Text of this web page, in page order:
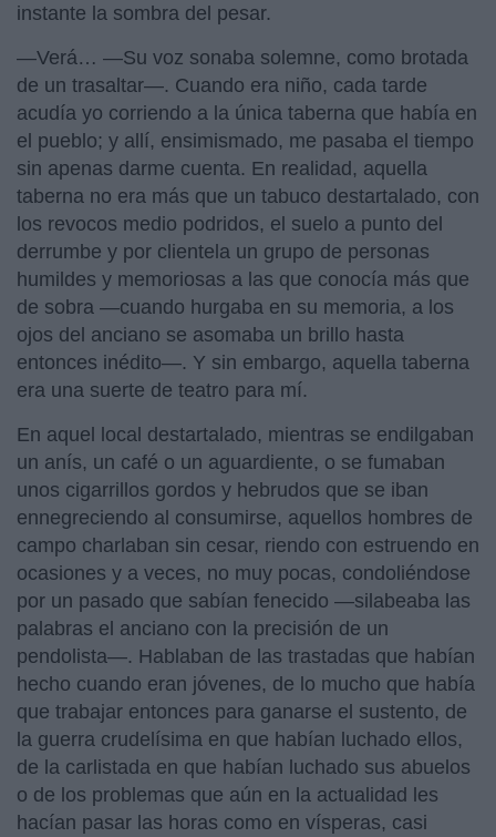
instante la sombra del pesar.
—Verá… —Su voz sonaba solemne, como brotada
de un trasaltar—. Cuando era niño, cada tarde
acudía yo corriendo a la única taberna que había en
el pueblo; y allí, ensimismado, me pasaba el tiempo
sin apenas darme cuenta. En realidad, aquella
taberna no era más que un tabuco destartalado, con
los revocos medio podridos, el suelo a punto del
derrumbe y por clientela un grupo de personas
humildes y memoriosas a las que conocía más que
de sobra —cuando hurgaba en su memoria, a los
ojos del anciano se asomaba un brillo hasta
entonces inédito—. Y sin embargo, aquella taberna
era una suerte de teatro para mí.
En aquel local destartalado, mientras se endilgaban
un anís, un café o un aguardiente, o se fumaban
unos cigarrillos gordos y hebrudos que se iban
ennegreciendo al consumirse, aquellos hombres de
campo charlaban sin cesar, riendo con estruendo en
ocasiones y a veces, no muy pocas, condoliéndose
por un pasado que sabían fenecido —silabeaba las
palabras el anciano con la precisión de un
pendolista—. Hablaban de las trastadas que habían
hecho cuando eran jóvenes, de lo mucho que había
que trabajar entonces para ganarse el sustento, de
la guerra crudelísima en que habían luchado ellos,
de la carlistada en que habían luchado sus abuelos
o de los problemas que aún en la actualidad les
hacían pasar las horas como en vísperas, casi